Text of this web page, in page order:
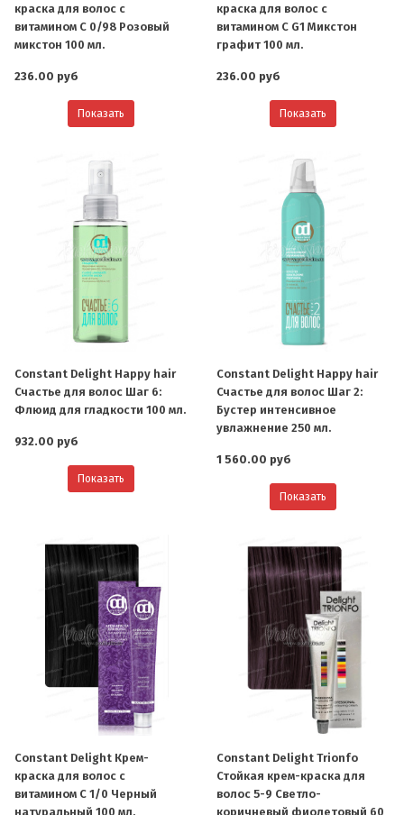
краска для волос с
витамином С 0/98 Розовый
микстон 100 мл.
236.00 руб
Показать
краска для волос с
витамином С G1 Микстон
графит 100 мл.
236.00 руб
Показать
Constant Delight Happy hair
Счастье для волос Шаг 6:
Флюид для гладкости 100 мл.
932.00 руб
Показать
Constant Delight Happy hair
Счастье для волос Шаг 2:
Бустер интенсивное
увлажнение 250 мл.
1 560.00 руб
Показать
Constant Delight Крем-
краска для волос с
витамином С 1/0 Черный
натуральный 100 мл.
Constant Delight Trionfo
Стойкая крем-краска для
волос 5-9 Светло-
коричневый фиолетовый 60